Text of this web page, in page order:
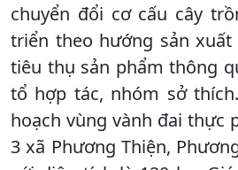
chuyển đổi cơ cấu cây
triển theo hướng sản xuất
tiêu thụ sản phẩm thông
tổ hợp tác, nhóm sở
hoạch vùng vành đai thực
3 xã Phương Thiện,